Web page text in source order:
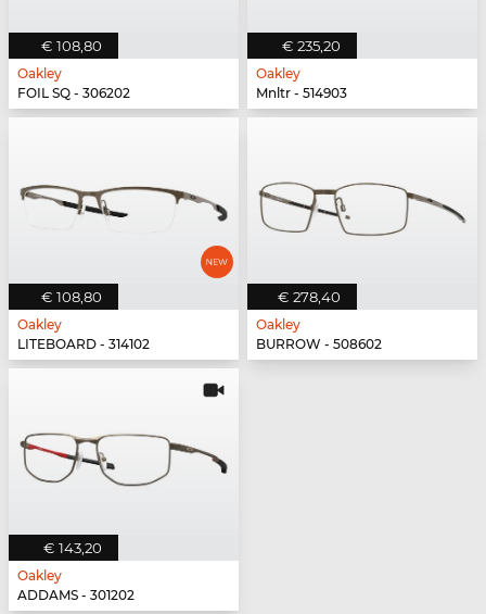
€ 108,80
Oakley
FOIL SQ - 306202
€ 235,20
Oakley
Mnltr - 514903
€ 108,80
Oakley
LITEBOARD - 314102
€ 278,40
Oakley
BURROW - 508602
€ 143,20
Oakley
ADDAMS - 301202